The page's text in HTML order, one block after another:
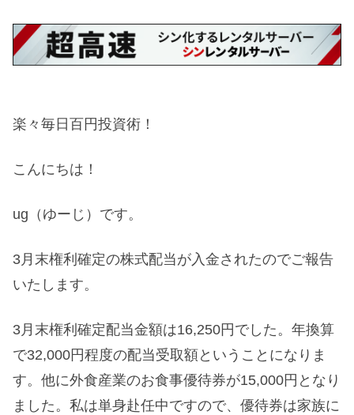
楽々毎日百円投資術！
こんにちは！
ug（ゆーじ）です。
3月末権利確定の株式配当が入金されたのでご報告
いたします。
3月末権利確定配当金額は16,250円でした。年換算
で32,000円程度の配当受取額ということになりま
す。他に外食産業のお食事優待券が15,000円となり
ました。私は単身赴任中ですので、優待券は家族に